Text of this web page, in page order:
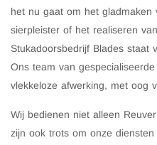
het nu gaat om het
sierpleister of het realiseren
Stukadoorsbedrijf Blades staat
Ons team van
vlekkeloze afwerking, met oog
Wij bedienen niet alleen
zijn ook trots om onze